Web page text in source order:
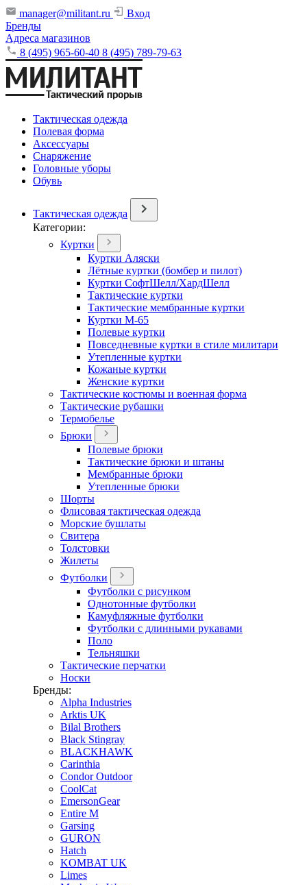
manager@militant.ru
Вход
Бренды
Адреса магазинов
8 (495) 965-60-40 8 (495) 789-79-63
Тактическая одежда
Полевая форма
Аксессуары
Снаряжение
Головные уборы
Обувь
Тактическая одежда
Категории:
Куртки
Куртки Аляски
Лётные куртки (бомбер и пилот)
Куртки СофтШелл/ХардШелл
Тактические куртки
Тактические мембранные куртки
Куртки М-65
Полевые куртки
Повседневные куртки в стиле милитари
Утепленные куртки
Кожаные куртки
Женские куртки
Тактические костюмы и военная форма
Тактические рубашки
Термобелье
Брюки
Полевые брюки
Тактические брюки и штаны
Мембранные брюки
Утепленные брюки
Шорты
Флисовая тактическая одежда
Морские бушлаты
Свитера
Толстовки
Жилеты
Футболки
Футболки с рисунком
Однотонные футболки
Камуфляжные футболки
Футболки с длинными рукавами
Поло
Тельняшки
Тактические перчатки
Носки
Бренды:
Alpha Industries
Arktis UK
Bilal Brothers
Black Stingray
BLACKHAWK
Carinthia
Condor Outdoor
CoolCat
EmersonGear
Entire M
Garsing
GURON
Hatch
KOMBAT UK
Limes